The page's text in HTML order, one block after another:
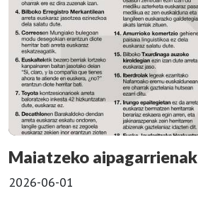
Maiatzeko aipagarrienak
2026-06-01